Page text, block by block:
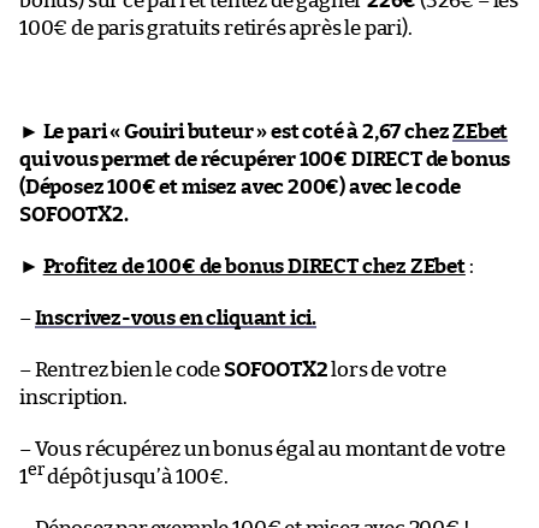
100€ de paris gratuits retirés après le pari).
► Le pari « Gouiri buteur » est coté à 2,67 chezZEbet
qui vous permet de récupérer 100€ DIRECT de bonus
(Déposez 100€ et misez avec 200€) avec le code
SOFOOTX2.
► Profitez de 100€ de bonus DIRECT chez ZEbet:
–Inscrivez-vous en cliquant ici.
– Rentrez bien le code SOFOOTX2 lors de votre
inscription.
– Vous récupérez un bonus égal au montant de votre
1erdépôt jusqu’à 100€.